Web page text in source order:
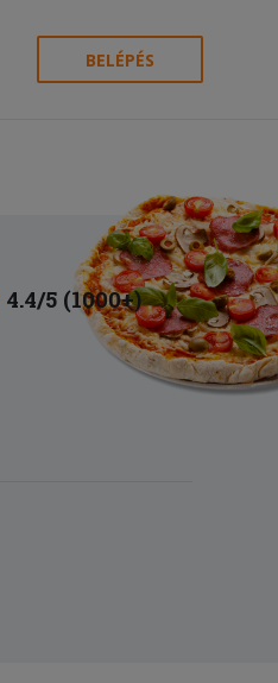
BELÉPÉS
4.4/5 (1000+)